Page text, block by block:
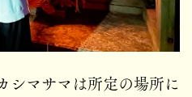
シマサマは所定の場所に